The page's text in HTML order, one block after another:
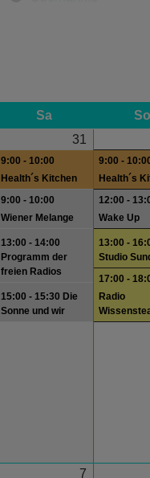
Sa
So
31
9:00 - 10:00
Health´s Kitchen
9:00 - 10:00
Wiener Melange
13:00 - 14:00
Programm der
freien Radios
15:00 - 15:30 Die
Sonne und wir
9:00 -
Health´s
12:00 -
Wake Up
13:00 -
Studio
17:00 -
Radio
7